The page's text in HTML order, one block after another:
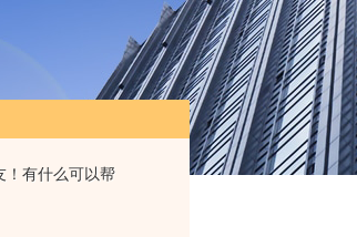
！有什么可以帮